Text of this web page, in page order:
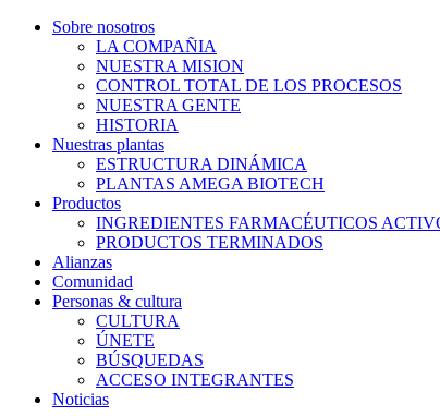
Sobre nosotros
LA COMPAÑIA
NUESTRA MISION
CONTROL TOTAL DE LOS PROCESOS
NUESTRA GENTE
HISTORIA
Nuestras plantas
ESTRUCTURA DINÁMICA
PLANTAS AMEGA BIOTECH
Productos
INGREDIENTES FARMACÉUTICOS
PRODUCTOS TERMINADOS
Alianzas
Comunidad
Personas & cultura
CULTURA
ÚNETE
BÚSQUEDAS
ACCESO INTEGRANTES
Noticias